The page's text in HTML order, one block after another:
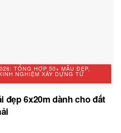
TỔNG HỢP 50+ MẪU ĐẸP,
NGHIỆM XÂY DỰNG TỪ
đẹp 6x20m dành cho đất